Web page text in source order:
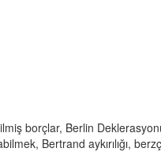
borçlar, Berlin
Bertrand aykırılığı,